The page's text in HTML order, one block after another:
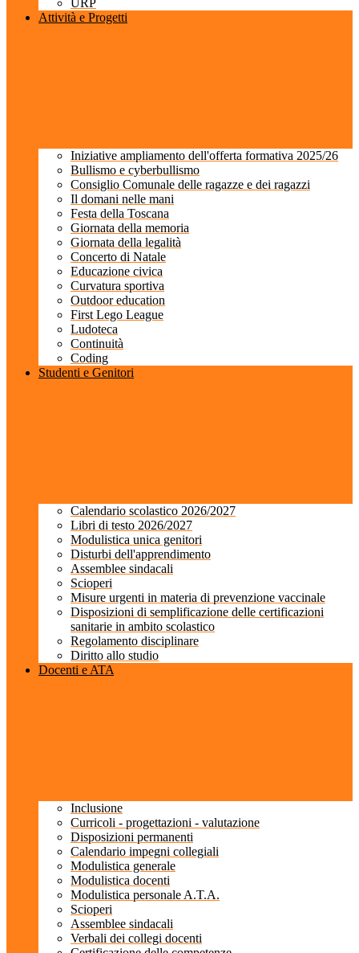
URP
Attività e Progetti
Iniziative ampliamento dell'offerta formativa 2025/26
Bullismo e cyberbullismo
Consiglio Comunale delle ragazze e dei ragazzi
Il domani nelle mani
Festa della Toscana
Giornata della memoria
Giornata della legalità
Concerto di Natale
Educazione civica
Curvatura sportiva
Outdoor education
First Lego League
Ludoteca
Continuità
Coding
Studenti e Genitori
Calendario scolastico 2026/2027
Libri di testo 2026/2027
Modulistica unica genitori
Disturbi dell'apprendimento
Assemblee sindacali
Scioperi
Misure urgenti in materia di prevenzione vaccinale
Disposizioni di semplificazione delle certificazioni
sanitarie in ambito scolastico
Regolamento disciplinare
Diritto allo studio
Docenti e ATA
Inclusione
Curricoli - progettazioni - valutazione
Disposizioni permanenti
Calendario impegni collegiali
Modulistica generale
Modulistica docenti
Modulistica personale A.T.A.
Scioperi
Assemblee sindacali
Verbali dei collegi docenti